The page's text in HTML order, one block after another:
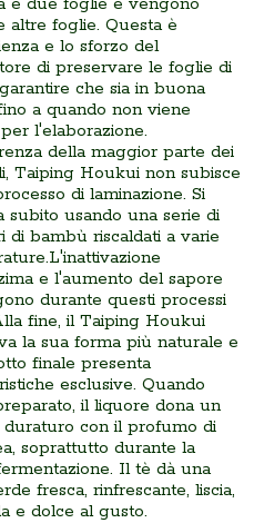
altre foglie. Questa è
e lo sforzo del
di preservare le foglie di
che sia in buona
a quando non viene
l'elaborazione.
della maggior parte dei
Taiping Houkui non subisce
di laminazione. Si
subito usando una serie di
di bambù riscaldati a varie
e l'aumento del sapore
durante questi processi
fine, il Taiping Houkui
la sua forma più naturale e
finale presenta
esclusive. Quando
il liquore dona un
duraturo con il profumo di
soprattutto durante la
Il tè dà una
fresca, rinfrescante, liscia,
e dolce al gusto.